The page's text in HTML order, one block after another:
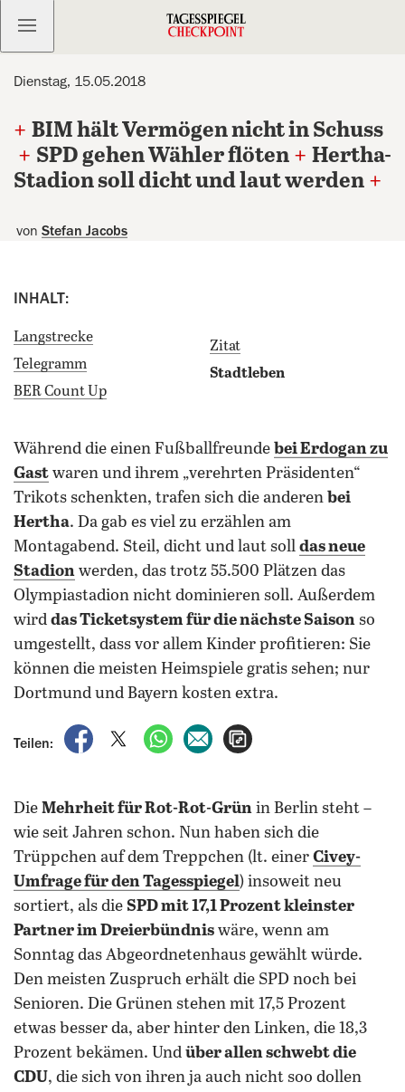
Kostenlos anmelden
Dienstag, 15.05.2018
+ BIM hält Vermögen nicht in Schuss
+ SPD gehen Wähler flöten + Hertha-
Stadion soll dicht und laut werden +
von Stefan Jacobs
INHALT:
Langstrecke
Telegramm
BER Count Up
Zitat
Stadtleben
Während die einen Fußballfreunde bei Erdogan zu
Gast waren und ihrem „verehrten Präsidenten“
Trikots schenkten, trafen sich die anderen bei
Hertha. Da gab es viel zu erzählen am
Montagabend. Steil, dicht und laut soll das neue
Stadion werden, das trotz 55.500 Plätzen das
Olympiastadion nicht dominieren soll. Außerdem
wird das Ticketsystem für die nächste Saison so
umgestellt, dass vor allem Kinder profitieren: Sie
können die meisten Heimspiele gratis sehen; nur
Dortmund und Bayern kosten extra.
Teilen:
auf Facebook teilen
auf X teilenper WhatsApp teilen
per E-Mail teilen
Die Mehrheit für Rot-Rot-Grün in Berlin steht –
wie seit Jahren schon. Nun haben sich die
Trüppchen auf dem Treppchen (lt. einer Civey-
Umfrage für den Tagesspiegel) insoweit neu
sortiert, als die SPD mit 17,1 Prozent kleinster
Partner im Dreierbündnis wäre, wenn am
Sonntag das Abgeordnetenhaus gewählt würde.
Den meisten Zuspruch erhält die SPD noch bei
Senioren. Die Grünen stehen mit 17,5 Prozent
etwas besser da, aber hinter den Linken, die 18,3
Prozent bekämen. Und über allen schwebt die
CDU, die sich von ihren ja auch nicht soo dollen